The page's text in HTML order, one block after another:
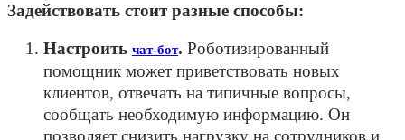
Задействовать стоит разные способы:
Настроить чат-бот. Роботизированный
помощник может приветствовать новых
клиентов, отвечать на типичные вопросы,
сообщать необходимую информацию. Он